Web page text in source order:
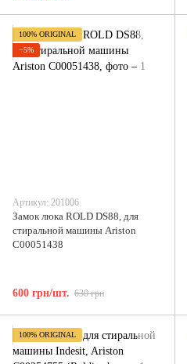
100% ORIGINAL
−5%
Артикул: 201006
Замок люка ROLD DS88, для
стиральной машины Ariston
C00051438
600 грн/шт. 630 грн
100% ORIGINAL